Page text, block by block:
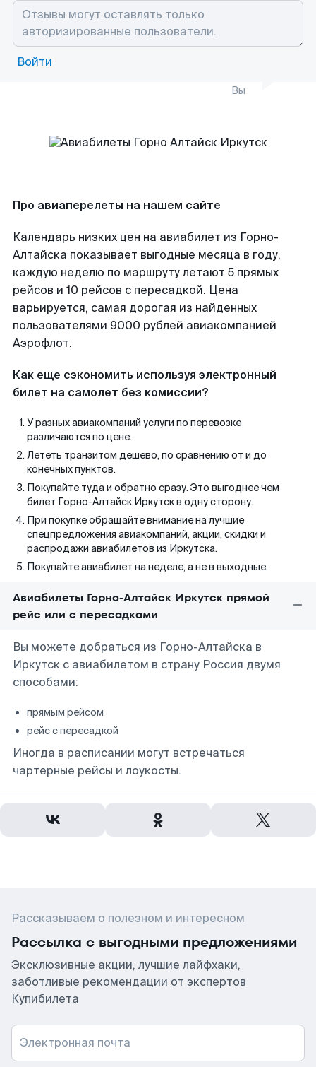
Войти
Вы
Про авиаперелеты на нашем сайте
Календарь низких цен на авиабилет из Горно-
Алтайска показывает выгодные месяца в году,
каждую неделю по маршруту летают 5 прямых
рейсов и 10 рейсов с пересадкой. Цена
варьируется, самая дорогая из найденных
пользователями 9000 рублей авиакомпанией
Аэрофлот.
Как еще сэкономить используя электронный
билет на самолет без комиссии?
У разных авиакомпаний услуги по перевозке
различаются по цене.
Лететь транзитом дешево, по сравнению от и до
конечных пунктов.
Покупайте туда и обратно сразу. Это выгоднее чем
билет Горно-Алтайск Иркутск в одну сторону.
При покупке обращайте внимание на лучшие
спецпредложения авиакомпаний, акции, скидки и
распродажи авиабилетов из Иркутска.
Покупайте авиабилет на неделе, а не в выходные.
Авиабилеты Горно-Алтайск Иркутск прямой
рейс или с пересадками
Вы можете добраться из Горно-Алтайска в
Иркутск с авиабилетом в страну Россия двумя
способами:
прямым рейсом
рейс с пересадкой
Иногда в расписании могут встречаться
чартерные рейсы и лоукосты.
Рассказываем о полезном и интересном
Рассылка с выгодными предложениями
Эксклюзивные акции, лучшие лайфхаки,
заботливые рекомендации от экспертов
Купибилета
Электронная почта